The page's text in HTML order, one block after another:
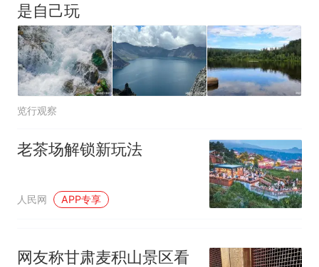
是自己玩
览行观察
老茶场解锁新玩法
人民网 APP专享
网友称甘肃麦积山景区看